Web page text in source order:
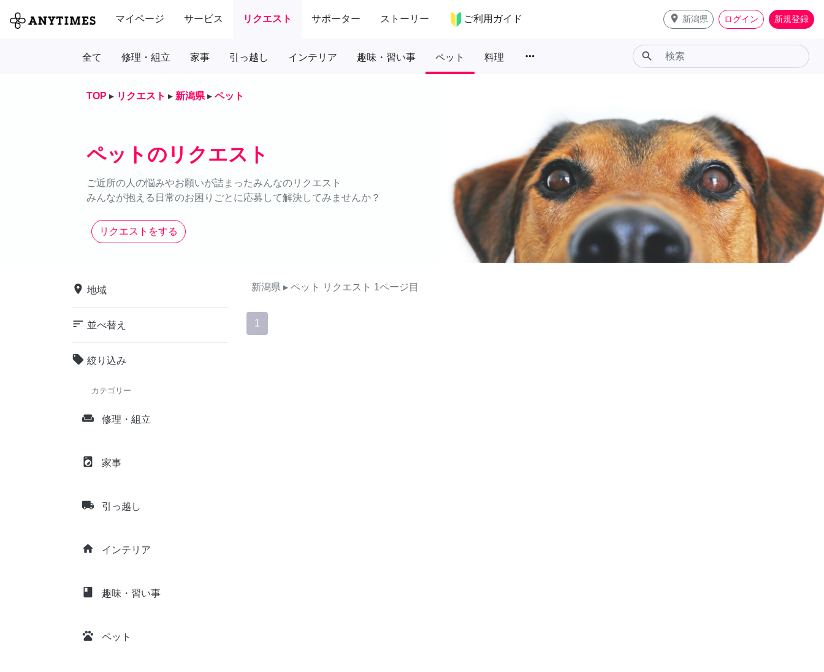
マイページ サービス リクエスト サポーター ストーリー ご利用ガイド place 新潟県 ログイン 新規登録
全て 修理・組立 家事 引っ越し インテリア 趣味・習い事 ペット 料理 more_horiz search
TOP ▸ リクエスト ▸ 新潟県 ▸ ペット
ペットのリクエスト
ご近所の人の悩みやお願いが詰まったみんなのリクエスト
みんなが抱える日常のお困りごとに応募して解決してみませんか？
リクエストをする
place 地域
sort 並べ替え
local_offer 絞り込み
カテゴリー
weekend 修理・組立
local_laundry_service 家事
local_shipping 引っ越し
home インテリア
class 趣味・習い事
pets ペット
新潟県 ▸ ペット リクエスト 1ページ目
1